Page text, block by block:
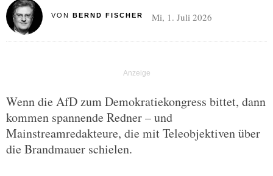
VON BERND FISCHER Mi, 1. Juli 2026
Wenn die AfD zum Demokratiekongress bittet, dann
kommen spannende Redner – und
Mainstreamredakteure, die mit Teleobjektiven über
die Brandmauer schielen.